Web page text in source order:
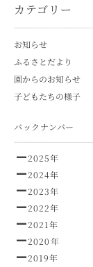
カテゴリー
お知らせ
ふるさとだより
園からのお知らせ
子どもたちの様子
バックナンバー
2025年
2024年
2023年
2022年
2021年
2020年
2019年